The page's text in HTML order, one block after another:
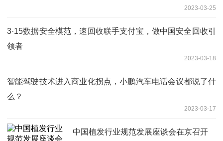
2023-03-25
3·15数据安全模范，速回收联手支付宝，做中国安全回收引
领者
2023-03-18
智能驾驶技术进入商业化拐点，小鹏汽车电话会议都说了什
么？
2023-03-17
中国植发行业规范发展座谈会在京召开